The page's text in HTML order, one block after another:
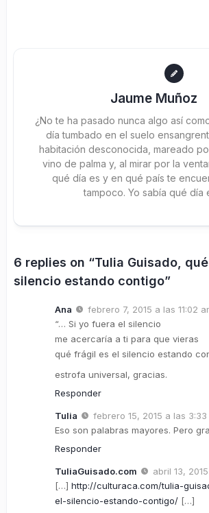
Jaume Muñoz
¿No te ha pasado nunca algo así
día tumbado en el suelo
habitación desconocida, mareado
vino de palma y, al mirar por la
qué día es y en qué país te
tampoco. Yo sabía qué día
6 replies on “Tulia Guisado,
silencio estando contigo”
Ana
febrero 7, 2015 a las 11:02
“… Si yo fuera el silencio
me acercaría a ti para que vieras
qué frágil es el silencio estando
estrofa universal, gracias.
Responder
Tulia
febrero 15, 2015 a las 3:33
Eso son palabras mayores. Pero
Responder
TuliaGuisado.com
abril 13,
[…] http://culturaca.com/tulia-
el-silencio-estando-contigo/ […]